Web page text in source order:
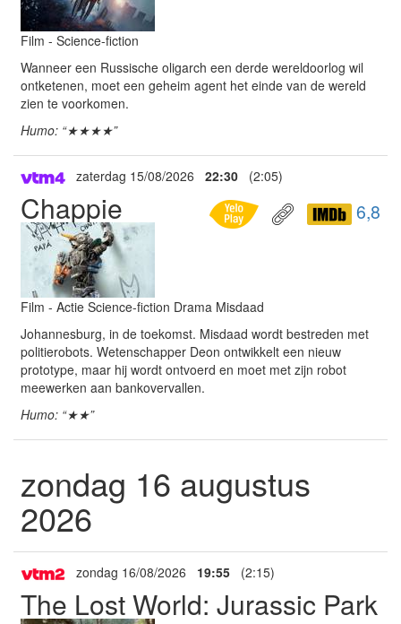
Film - Science-fiction
Wanneer een Russische oligarch een derde wereldoorlog wil
ontketenen, moet een geheim agent het einde van de wereld
zien te voorkomen.
Humo: “★★★★”
zaterdag 15/08/2026 22:30 (2:05)
Chappie 6,8
Film - Actie Science-fiction Drama Misdaad
Johannesburg, in de toekomst. Misdaad wordt bestreden met
politierobots. Wetenschapper Deon ontwikkelt een nieuw
prototype, maar hij wordt ontvoerd en moet met zijn robot
meewerken aan bankovervallen.
Humo: “★★”
zondag 16 augustus
2026
zondag 16/08/2026 19:55 (2:15)
The Lost World: Jurassic Park